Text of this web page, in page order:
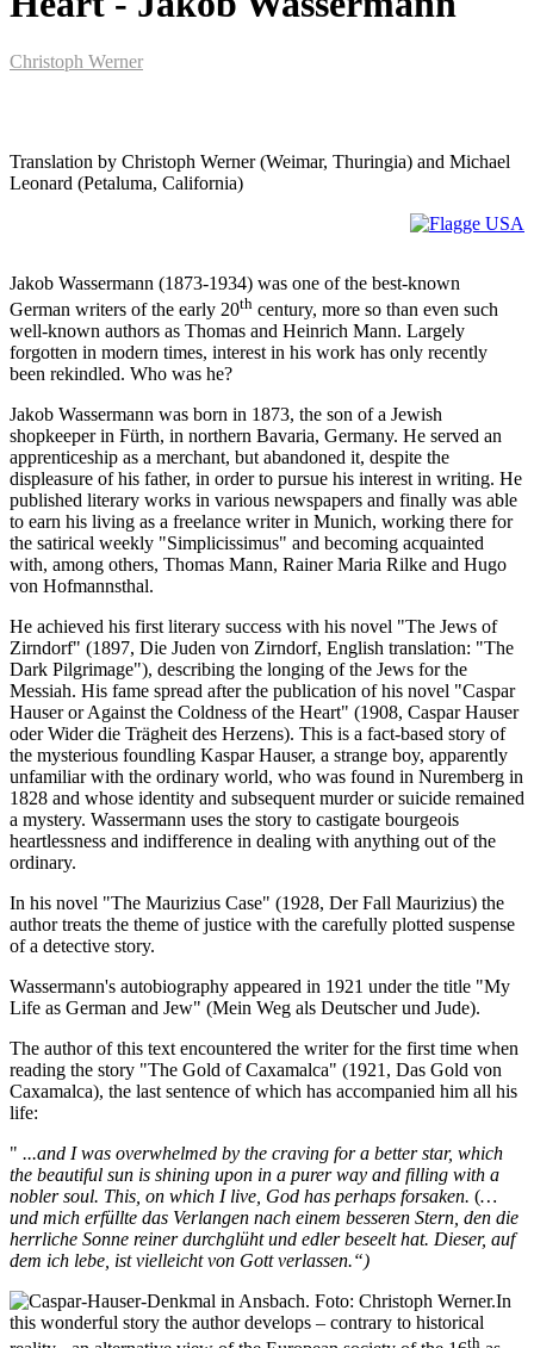
Christoph Werner
Translation by Christoph Werner (Weimar, Thuringia) and Michael
Leonard (Petaluma, California)
Jakob Wassermann (1873-1934) was one of the best-known
German writers of the early 20th century, more so than even such
well-known authors as Thomas and Heinrich Mann. Largely
forgotten in modern times, interest in his work has only recently
been rekindled. Who was he?
Jakob Wassermann was born in 1873, the son of a Jewish
shopkeeper in Fürth, in northern Bavaria, Germany. He served an
apprenticeship as a merchant, but abandoned it, despite the
displeasure of his father, in order to pursue his interest in writing. He
published literary works in various newspapers and finally was able
to earn his living as a freelance writer in Munich, working there for
the satirical weekly "Simplicissimus" and becoming acquainted
with, among others, Thomas Mann, Rainer Maria Rilke and Hugo
von Hofmannsthal.
He achieved his first literary success with his novel "The Jews of
Zirndorf" (1897, Die Juden von Zirndorf, English translation: "The
Dark Pilgrimage"), describing the longing of the Jews for the
Messiah. His fame spread after the publication of his novel "Caspar
Hauser or Against the Coldness of the Heart" (1908, Caspar Hauser
oder Wider die Trägheit des Herzens). This is a fact-based story of
the mysterious foundling Kaspar Hauser, a strange boy, apparently
unfamiliar with the ordinary world, who was found in Nuremberg in
1828 and whose identity and subsequent murder or suicide remained
a mystery. Wassermann uses the story to castigate bourgeois
heartlessness and indifference in dealing with anything out of the
ordinary.
In his novel "The Maurizius Case" (1928, Der Fall Maurizius) the
author treats the theme of justice with the carefully plotted suspense
of a detective story.
Wassermann's autobiography appeared in 1921 under the title "My
Life as German and Jew" (Mein Weg als Deutscher und Jude).
The author of this text encountered the writer for the first time when
reading the story "The Gold of Caxamalca" (1921, Das Gold von
Caxamalca), the last sentence of which has accompanied him all his
life:
" ...and I was overwhelmed by the craving for a better star, which
the beautiful sun is shining upon in a purer way and filling with a
nobler soul. This, on which I live, God has perhaps forsaken. (…
und mich erfüllte das Verlangen nach einem besseren Stern, den die
herrliche Sonne reiner durchglüht und edler beseelt hat. Dieser, auf
dem ich lebe, ist vielleicht von Gott verlassen.“)
In
this wonderful story the author develops – contrary to historical
th